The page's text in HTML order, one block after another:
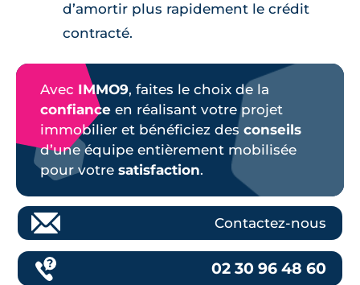
d’amortir plus rapidement le crédit
contracté.
Avec IMMO9, faites le choix de la
confiance en réalisant votre projet
immobilier et bénéficiez des conseils
d’une équipe entièrement mobilisée
pour votre satisfaction.
Contactez-nous
02 30 96 48 60